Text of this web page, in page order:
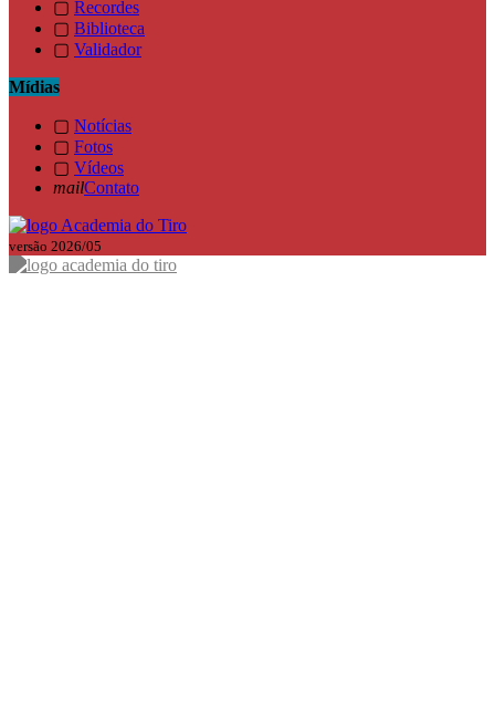
▢ Recordes
▢ Biblioteca
▢ Validador
Mídias
▢ Notícias
▢ Fotos
▢ Vídeos
mailContato
versão 2026/05